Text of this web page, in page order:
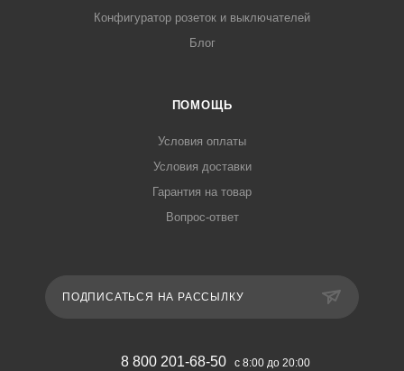
Конфигуратор розеток и выключателей
Блог
ПОМОЩЬ
Условия оплаты
Условия доставки
Гарантия на товар
Вопрос-ответ
ПОДПИСАТЬСЯ НА РАССЫЛКУ
8 800 201-68-50 с 8:00 до 20:00